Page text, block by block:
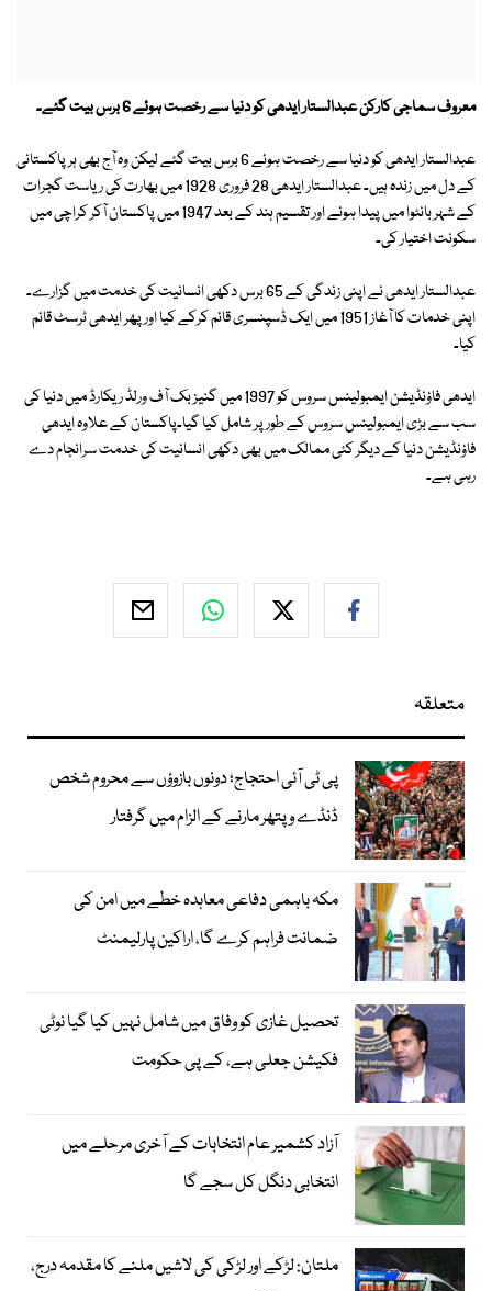
معروف سماجی کارکن عبدالستار ایدھی کو دنیا سے رخصت ہوئے 6 برس بیت گئے۔
عبدالستار ایدھی کو دنیا سے رخصت ہوئے 6 برس بیت گئے لیکن وہ آج بھی ہر پاکستانی
کے دل میں زندہ ہیں۔ عبدالستار ایدھی 28 فروری 1928 میں بھارت کی ریاست گجرات
کے شہر بانٹوا میں پیدا ہوئے اور تقسیم ہند کے بعد 1947 میں پاکستان آکر کراچی میں
سکونت اختیار کی۔
عبدالستار ایدھی نے اپنی زندگی کے 65 برس دکھی انسانیت کی خدمت میں گزارے۔
اپنی خدمات کا آغاز 1951 میں ایک ڈسپنسری قائم کرکے کیا اور پھر ایدھی ٹرسٹ قائم
کیا۔
ایدھی فاؤنڈیشن ایمبولینس سروس کو 1997 میں گنیز بک آف ورلڈ ریکارڈ میں دنیا کی
سب سے بڑی ایمبولینس سروس کے طور پر شامل کیا گیا۔پاکستان کے علاوہ ایدھی
فاؤنڈیشن دنیا کے دیگر کئی ممالک میں بھی دکھی انسانیت کی خدمت سرانجام دے
رہی ہے۔
متعلقہ
پی ٹی آئی احتجاج؛ دونوں بازوؤں سے محروم شخص
ڈنڈے و پتھر مارنے کے الزام میں گرفتار
مکہ باہمی دفاعی معاہدہ خطے میں امن کی
ضمانت فراہم کرے گا، اراکین پارلیمنٹ
تحصیل غازی کو وفاق میں شامل نہیں کیا گیا نوٹی
فکیشن جعلی ہے، کے پی حکومت
آزاد کشمیر عام انتخابات کے آخری مرحلے میں
انتخابی دنگل کل سجے گا
ملتان: لڑکے اور لڑکی کی لاشیں ملنے کا مقدمہ درج،